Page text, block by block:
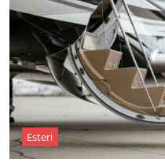
Esteri